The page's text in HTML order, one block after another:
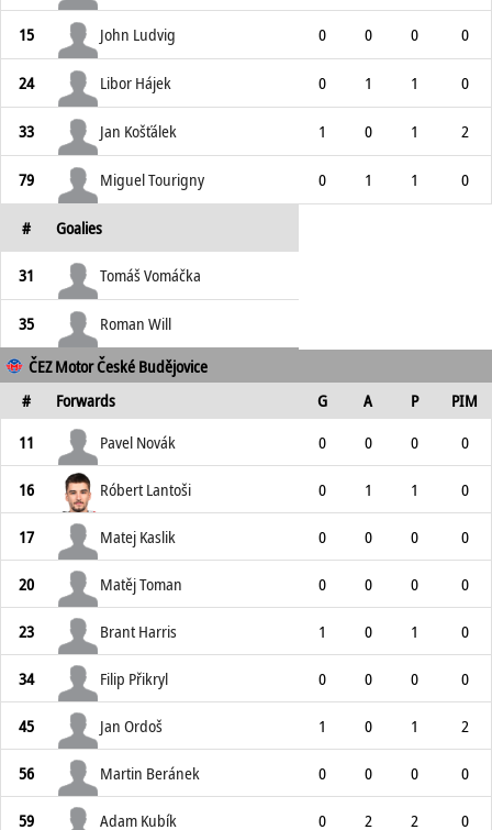
15 John Ludvig 0 0 0 0
24 Libor Hájek 0 1 1 0
33 Jan Košťálek 1 0 1 2
79 Miguel Tourigny 0 1 1 0
# Goalies
31 Tomáš Vomáčka
35
Roman Will
ČEZ Motor České Budějovice
#
Forwards G A P
PIM
11
Pavel Novák 0 0 0 0
16 Róbert Lantoši 0 1 1 0
17 Matej Kaslik 0 0 0 0
20 Matěj Toman 0 0 0 0
23 Brant Harris 1 0 1 0
34 Filip Přikryl 0 0 0 0
45 Jan Ordoš 1 0 1 2
56 Martin Beránek 0 0 0 0
59 Adam Kubík 0 2 2 0